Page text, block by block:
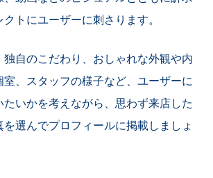
トにユーザーに刺さります。
自のこだわり、おしゃれな外観や内
、スタッフの様子など、ユーザーに
たいかを考えながら、思わず来店した
を選んでプロフィールに掲載しましょ